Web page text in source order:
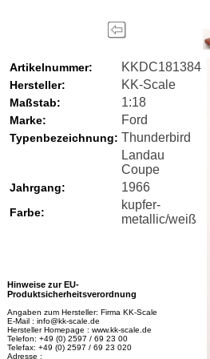
Artikelnummer: KKDC181384
Hersteller: KK-Scale
Maßstab: 1:18
Marke: Ford
Typenbezeichnung: Thunderbird
Landau
Coupe
Jahrgang: 1966
Farbe:
kupfer-
metallic/weiß
Hinweise zur EU-
Produktsicherheitsverordnung
Angaben zum Hersteller: Firma KK-Scale
E-Mail : info@kk-scale.de
Hersteller Homepage : www.kk-scale.de
Telefon: +49 (0) 2597 / 69 23 00
Telefax: +49 (0) 2597 / 69 23 020
Adresse :